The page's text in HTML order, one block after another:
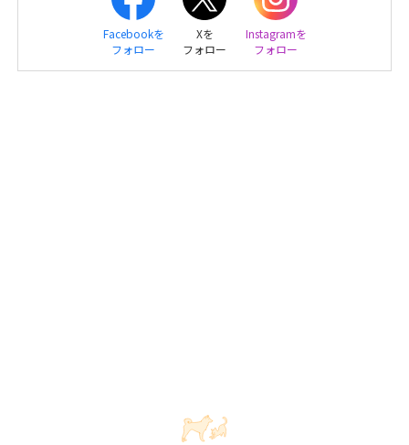
Facebookを
フォロー
Xを
フォロー
Instagramを
フォロー